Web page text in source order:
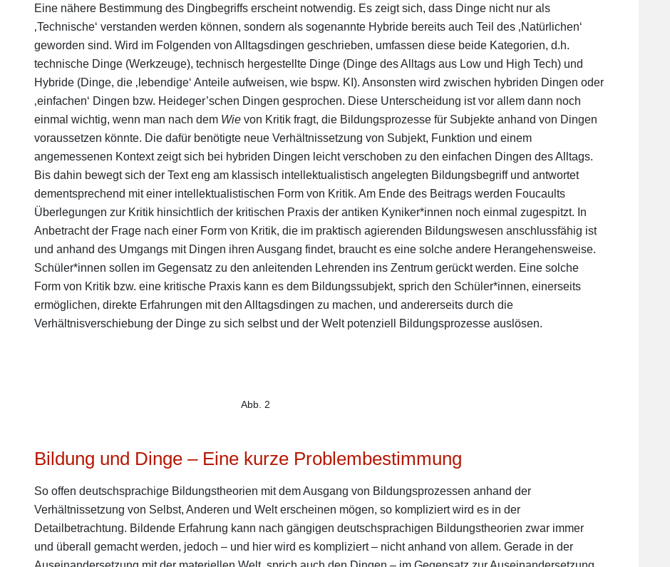
Eine nähere Bestimmung des Dingbegriffs erscheint notwendig. Es zeigt sich, dass Dinge nicht nur als
‚Technische‘ verstanden werden können, sondern als sogenannte Hybride bereits auch Teil des ‚Natürlichen‘
geworden sind. Wird im Folgenden von Alltagsdingen geschrieben, umfassen diese beide Kategorien, d.h.
technische Dinge (Werkzeuge), technisch hergestellte Dinge (Dinge des Alltags aus Low und High Tech) und
Hybride (Dinge, die ‚lebendige‘ Anteile aufweisen, wie bspw. KI). Ansonsten wird zwischen hybriden Dingen oder
‚einfachen‘ Dingen bzw. Heideger’schen Dingen gesprochen. Diese Unterscheidung ist vor allem dann noch
einmal wichtig, wenn man nach dem Wie von Kritik fragt, die Bildungsprozesse für Subjekte anhand von Dingen
voraussetzen könnte. Die dafür benötigte neue Verhältnissetzung von Subjekt, Funktion und einem
angemessenen Kontext zeigt sich bei hybriden Dingen leicht verschoben zu den einfachen Dingen des Alltags.
Bis dahin bewegt sich der Text eng am klassisch intellektualistisch angelegten Bildungsbegriff und antwortet
dementsprechend mit einer intellektualistischen Form von Kritik. Am Ende des Beitrags werden Foucaults
Überlegungen zur Kritik hinsichtlich der kritischen Praxis der antiken Kyniker*innen noch einmal zugespitzt. In
Anbetracht der Frage nach einer Form von Kritik, die im praktisch agierenden Bildungswesen anschlussfähig ist
und anhand des Umgangs mit Dingen ihren Ausgang findet, braucht es eine solche andere Herangehensweise.
Schüler*innen sollen im Gegensatz zu den anleitenden Lehrenden ins Zentrum gerückt werden. Eine solche
Form von Kritik bzw. eine kritische Praxis kann es dem Bildungssubjekt, sprich den Schüler*innen, einerseits
ermöglichen, direkte Erfahrungen mit den Alltagsdingen zu machen, und andererseits durch die
Verhältnisverschiebung der Dinge zu sich selbst und der Welt potenziell Bildungsprozesse auslösen.
Abb. 2
Bildung und Dinge – Eine kurze Problembestimmung
So offen deutschsprachige Bildungstheorien mit dem Ausgang von Bildungsprozessen anhand der
Verhältnissetzung von Selbst, Anderen und Welt erscheinen mögen, so kompliziert wird es in der
Detailbetrachtung. Bildende Erfahrung kann nach gängigen deutschsprachigen Bildungstheorien zwar immer
und überall gemacht werden, jedoch – und hier wird es kompliziert – nicht anhand von allem. Gerade in der